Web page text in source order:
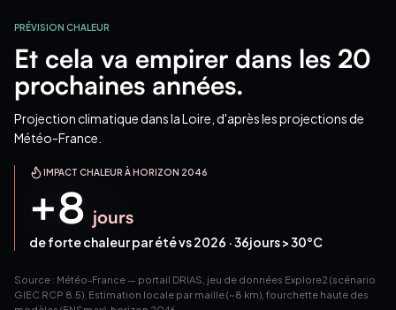
PRÉVISION CHALEUR
Et cela va empirer dans les 20
prochaines années.
Projection climatiquedans la Loire , d'après les projections de
Météo-France.
IMPACT CHALEUR À HORIZON 2046
+8 jours
de forte chaleur par été vs 2026 ·36jours > 30°C
Source : Météo-France — portail DRIAS, jeu de données Explore2 (scénario
GIEC RCP 8.5). Estimation locale par maille (~8 km), fourchette haute des